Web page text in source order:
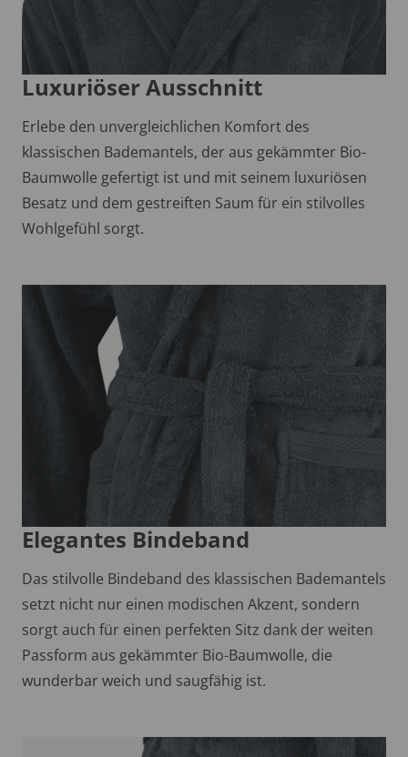
Luxuriöser Ausschnitt
Erlebe den unvergleichlichen Komfort des
klassischen Bademantels, der aus gekämmter Bio-
Baumwolle gefertigt ist und mit seinem luxuriösen
Besatz und dem gestreiften Saum für ein stilvolles
Wohlgefühl sorgt.
Elegantes Bindeband
Das stilvolle Bindeband des klassischen Bademantels
setzt nicht nur einen modischen Akzent, sondern
sorgt auch für einen perfekten Sitz dank der weiten
Passform aus gekämmter Bio-Baumwolle, die
wunderbar weich und saugfähig ist.